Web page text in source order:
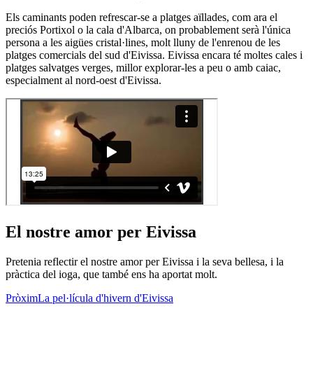
Els caminants poden refrescar-se a platges aïllades, com ara el
preciós Portixol o la cala d'Albarca, on probablement serà l'única
persona a les aigües cristal·lines, molt lluny de l'enrenou de les
platges comercials del sud d'Eivissa. Eivissa encara té moltes cales i
platges salvatges verges, millor explorar-les a peu o amb caiac,
especialment al nord-oest d'Eivissa.
El nostre amor per Eivissa
Pretenia reflectir el nostre amor per Eivissa i la seva bellesa, i la
pràctica del ioga, que també ens ha aportat molt.
PròximLa pel·lícula d'hivern d'Eivissa